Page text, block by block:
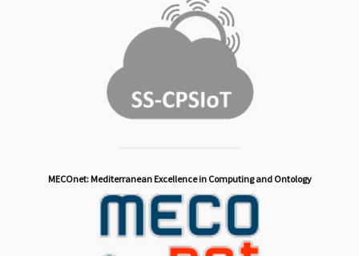
MECOnet: Mediterranean Excellence in Computing and Ontology